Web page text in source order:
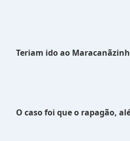
Teriam ido ao
O caso foi que o rapagão,